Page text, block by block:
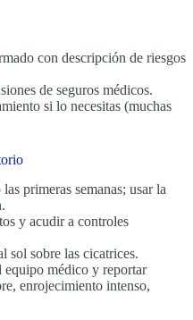
con descripción de riesgos
de seguros médicos.
si lo necesitas (muchas
primeras semanas; usar la
y acudir a controles
sol sobre las cicatrices.
médico y reportar
enrojecimiento intenso,